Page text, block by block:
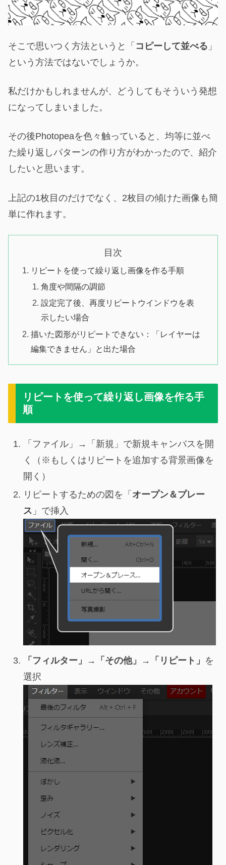
そこで思いつく方法というと「 コピーして並べる 」
という方法ではないでしょうか。
私だけかもしれませんが、どうしてもそういう発想
になってしまいました。
その後Photopeaを色々触っていると、均等に並べ
た繰り返しパターンの作り方がわかったので、紹介
したいと思います。
上記の1枚目のだけでなく、2枚目の傾けた画像も簡
単に作れます。
目次
リピートを使って繰り返し画像を作る手順
角度や間隔の調節
設定完了後、再度リピートウインドウを表
示したい場合
描いた図形がリピートできない：「レイヤーは
編集できません」と出た場合
リピートを使って繰り返し画像を作る手
順
「ファイル」→「新規」で新規キャンバスを開
く（※もしくはリピートを追加する背景画像を
開く）
リピートするための図を「 オープン＆プレー
ス 」で挿入
「フィルター」→「その他」→「リピート」 を
選択